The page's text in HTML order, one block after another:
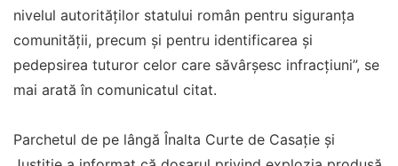
nivelul autorităţilor statului român pentru siguranţa
comunităţii, precum şi pentru identificarea şi
pedepsirea tuturor celor care săvârşesc infracţiuni”, se
mai arată în comunicatul citat.
Parchetul de pe lângă Înalta Curte de Casaţie şi